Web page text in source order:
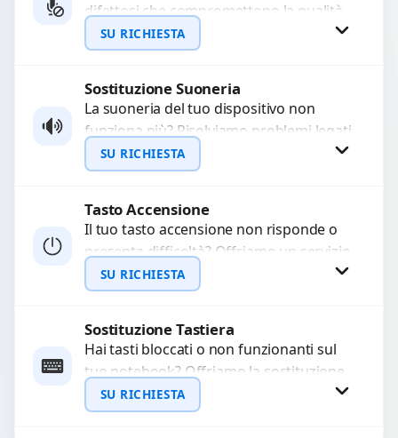
WhatsApp
difettosi che compromettono la qualità
audio delle registrazioni o delle
chiamate. Diagnosi accurata e ricambi
SU RICHIESTA
Richiedi Preventivo
WhatsApp
Sostituzione Suoneria
La suoneria del tuo dispositivo non
funziona più? Risolviamo problemi legati
a moduli audio difettosi con interventi
precisi e componenti...
SU RICHIESTA
Richiedi Preventivo
WhatsApp
Tasto Accensione
Il tuo tasto accensione non risponde o
presenta difficoltà? Offriamo un servizio
professionale di riparazione o
sostituzione utilizzando componenti di...
SU RICHIESTA
Richiedi Preventivo
WhatsApp
Sostituzione Tastiera
Hai tasti bloccati o non funzionanti sul
tuo notebook? Offriamo la sostituzione
completa della tastiera con ricambi di
alta qualità...
SU RICHIESTA